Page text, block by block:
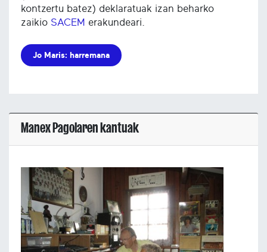
kontzertu batez) deklaratuak izan beharko
zaikio SACEM erakundeari.
Jo Maris: harremana
Manex Pagolaren kantuak